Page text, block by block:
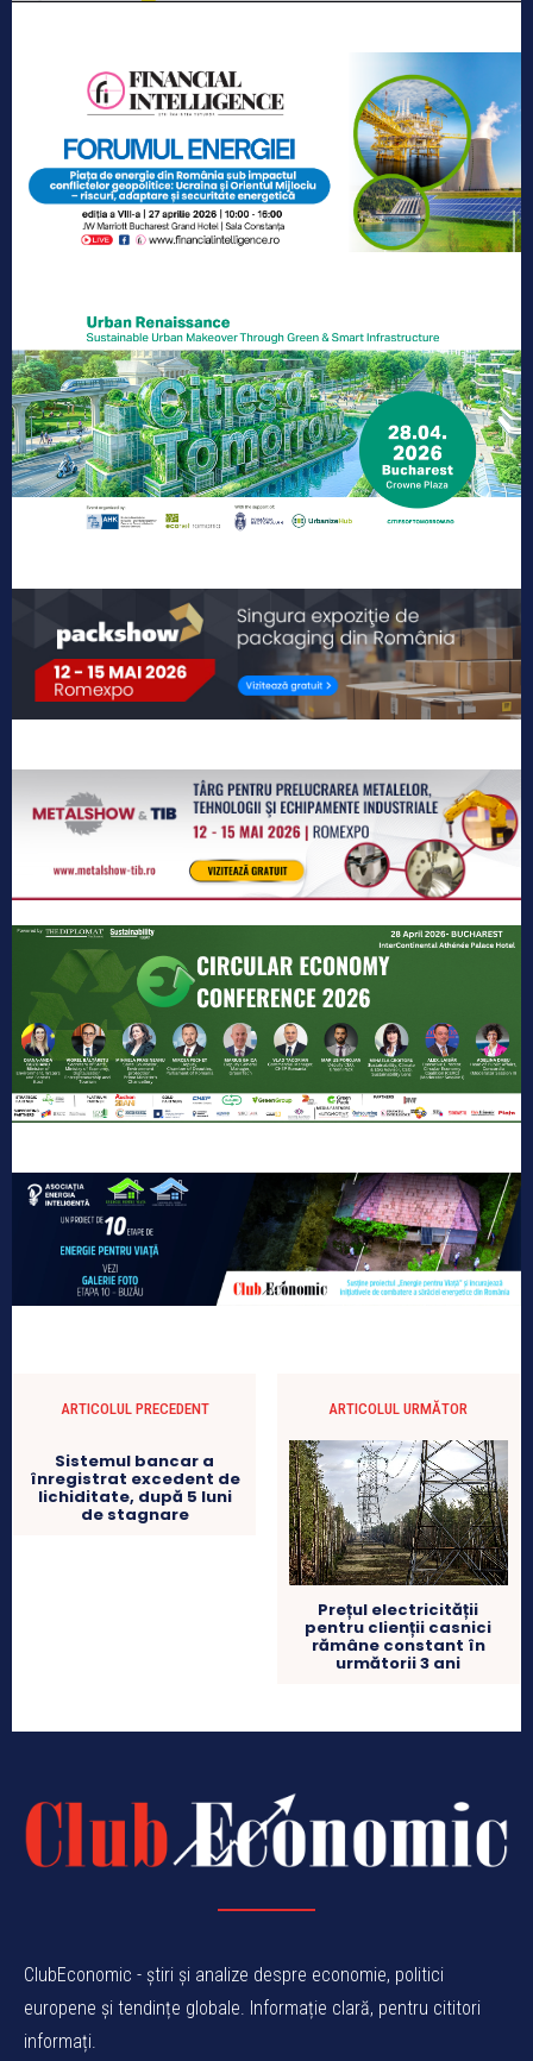
ARTICOLUL PRECEDENT
Sistemul bancar a
înregistrat excedent de
lichiditate, după 5 luni
de stagnare
ARTICOLUL URMĂTOR
Prețul electricității
pentru clienții casnici
rămâne constant în
următorii 3 ani
ClubEconomic - știri și analize despre economie, politici
europene și tendințe globale. Informație clară, pentru cititori
informați.